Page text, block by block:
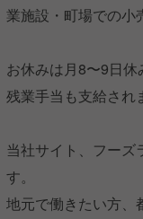
業施設・町場での小
お休みは月8〜9日休
残業手当も支給され
当社サイト、フーズ
す。
地元で働きたい方